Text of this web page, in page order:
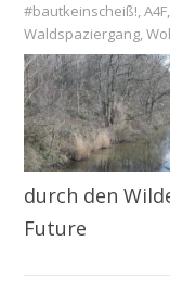
#bautkeinscheiß!,A4F
Waldspaziergang,
durch den
Future